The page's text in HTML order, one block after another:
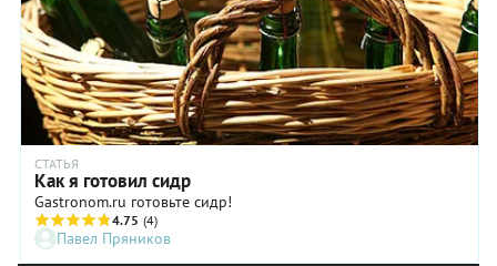
СТАТЬЯ
Как я готовил сидр
Gastronom.ru готовьте сидр!
4.75 (4)
Павел Пряников